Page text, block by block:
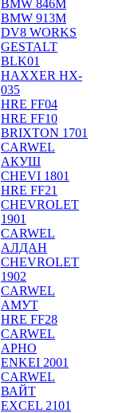
BMW 846M
BMW 913M
DV8 WORKS
GESTALT
BLK01
HAXXER HX-
035
HRE FF04
HRE FF10
BRIXTON 1701
CARWEL
АКУШ
CHEVI 1801
HRE FF21
CHEVROLET
1901
CARWEL
АЛДАН
CHEVROLET
1902
CARWEL
АМУТ
HRE FF28
CARWEL
АРНО
ENKEI 2001
CARWEL
ВАЙТ
EXCEL 2101